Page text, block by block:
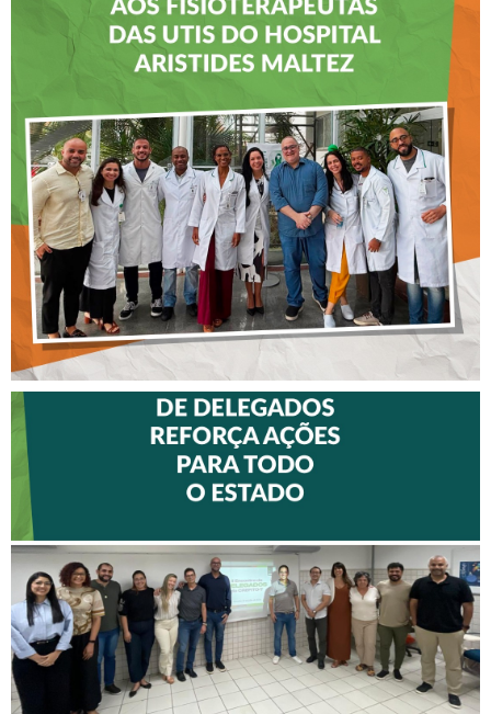
CREFITO-7 LEVA EDUCAÇÃO
CONTINUADA AOS
FISIOTERAPEUTAS DAS UTIs
DO HOSPITAL ARISTIDES
MALTEZ
DELEGADOS REFORÇA
AÇÕES PARA TODO O
ESTADO